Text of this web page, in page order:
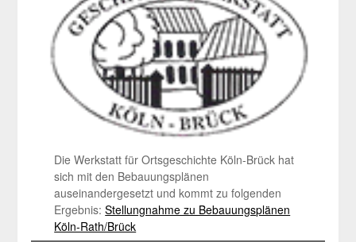
Die Werkstatt für Ortsgeschichte Köln-Brück hat
sich mit den Bebauungsplänen
auseinandergesetzt und kommt zu folgenden
Ergebnis:Stellungnahme zu Bebauungsplänen
Köln-Rath/Brück